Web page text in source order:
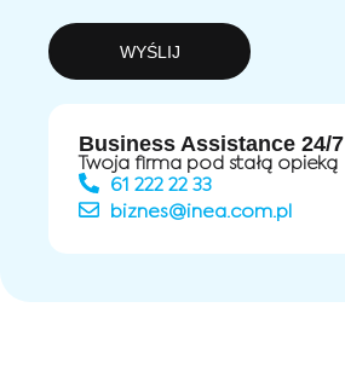
WYŚLIJ
Business Assistance 24/7
Twoja firma pod stałą opieką
61 222 22 33
biznes@inea.com.pl